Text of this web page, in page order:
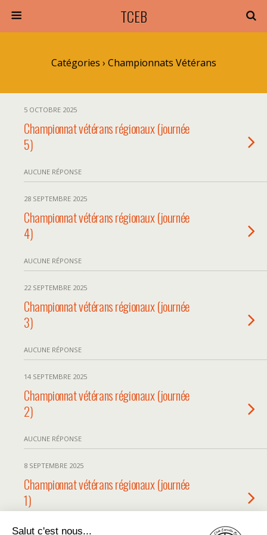
TCEB
Catégories › Championnats Vétérans
5 OCTOBRE 2025
Championnat vétérans régionaux (journée
5)
AUCUNE RÉPONSE
28 SEPTEMBRE 2025
Championnat vétérans régionaux (journée
4)
AUCUNE RÉPONSE
22 SEPTEMBRE 2025
Championnat vétérans régionaux (journée
3)
AUCUNE RÉPONSE
14 SEPTEMBRE 2025
Championnat vétérans régionaux (journée
2)
AUCUNE RÉPONSE
8 SEPTEMBRE 2025
Championnat vétérans régionaux (journée
1)
AUCUNE RÉPONSE